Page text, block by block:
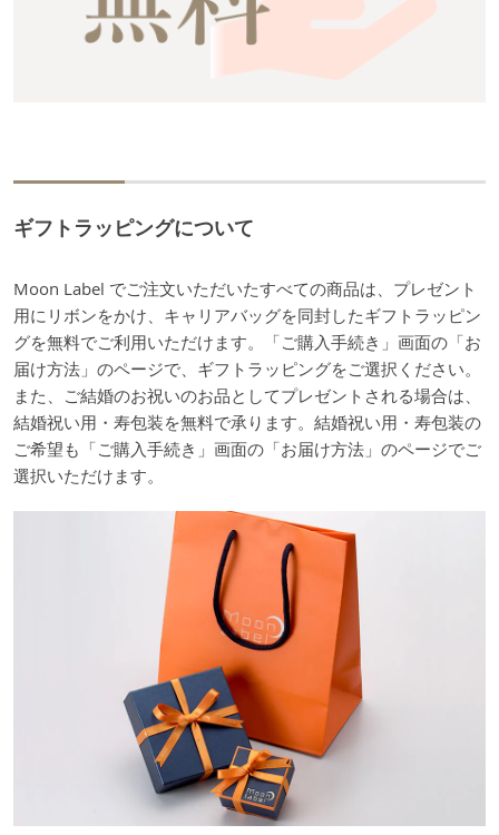
ギフトラッピングについて
Moon Label でご注文いただいたすべての商品は、プレゼント
用にリボンをかけ、キャリアバッグを同封したギフトラッピン
グを無料でご利用いただけます。「ご購入手続き」画面の「お
届け方法」のページで、ギフトラッピングをご選択ください。
また、ご結婚のお祝いのお品としてプレゼントされる場合は、
結婚祝い用・寿包装を無料で承ります。結婚祝い用・寿包装の
ご希望も「ご購入手続き」画面の「お届け方法」のページでご
選択いただけます。